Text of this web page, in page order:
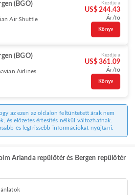
(BGO)
Air Shuttle
Kezdje a
US$ 244.43
Ár/fő
Könyv
(BGO)
Airlines
Kezdje a
US$ 361.09
Ár/fő
Könyv
az ezen az oldalon feltüntetett árak nem
és előzetes értesítés nélkül változhatnak.
és legfrissebb információkat nyújtani.
Arlanda repülőtér és Bergen repülőtér